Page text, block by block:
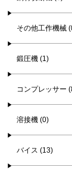
その他工作機械
鍛圧機 (1)
コンプレッサー
溶接機 (0)
バイス (13)